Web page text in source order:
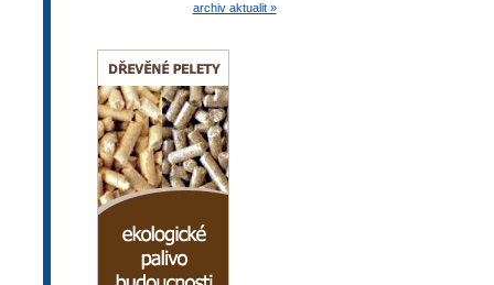
archiv aktualit »